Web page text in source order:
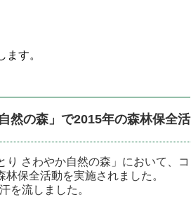
ます。
然の森」で2015年の森林保全活
さわやか自然の森」において、コ
保全活動を実施されました。
流しました。